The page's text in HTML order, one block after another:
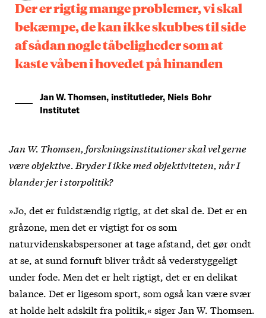
Der er rigtig mange problemer, vi skal
bekæmpe, de kan ikke skubbes til side
af sådan nogle tåbeligheder som at
kaste våben i hovedet på hinanden
Jan W. Thomsen, institutleder, Niels Bohr
Institutet
Jan W. Thomsen, forskningsinstitutioner skal vel gerne
være objektive. Bryder I ikke med objektiviteten, når I
blander jer i storpolitik?
»Jo, det er fuldstændig rigtig, at det skal de. Det er en
gråzone, men det er vigtigt for os som
naturvidenskabspersoner at tage afstand, det gør ondt
at se, at sund fornuft bliver trådt så vederstyggeligt
under fode. Men det er helt rigtigt, det er en delikat
balance. Det er ligesom sport, som også kan være svær
at holde helt adskilt fra politik,« siger Jan W. Thomsen.